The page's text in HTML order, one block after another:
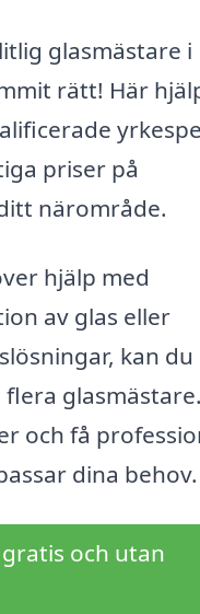
glasmästare i
rätt! Här
priser på
närområde.
hjälp med
av glas eller
kan
glasmästare.
och få
dina behov.
och utan